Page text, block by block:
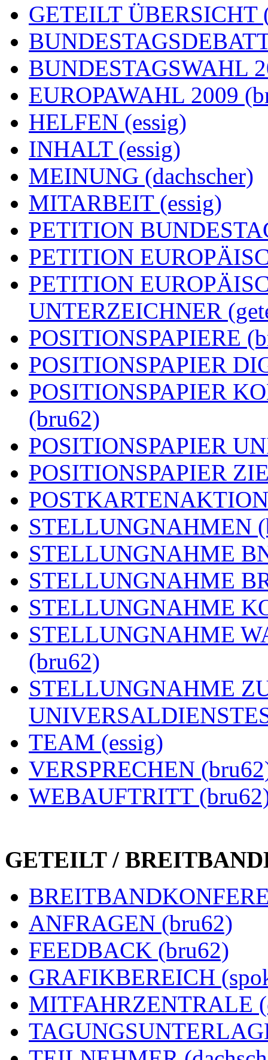
GETEILT ÜBERSICHT
BUNDESTAGSWAHL
EUROPAWAHL 2009
HELFEN (essig)
INHALT (essig)
MEINUNG (dachscher)
MITARBEIT (essig)
PETITION
PETITION
PETITION
UNTERZEICHNER
POSITIONSPAPIERE
POSITIONSPAPIER
POSITIONSPAPIER
(bru62)
POSITIONSPAPIER
POSITIONSPAPIER
STELLUNGNAHMEN
STELLUNGNAHME
STELLUNGNAHME
STELLUNGNAHME
STELLUNGNAHME
(bru62)
STELLUNGNAHME
TEAM (essig)
VERSPRECHEN
WEBAUFTRITT
GETEILT /
ANFRAGEN (bru62)
FEEDBACK (bru62)
GRAFIKBEREICH
MITFAHRZENTRALE